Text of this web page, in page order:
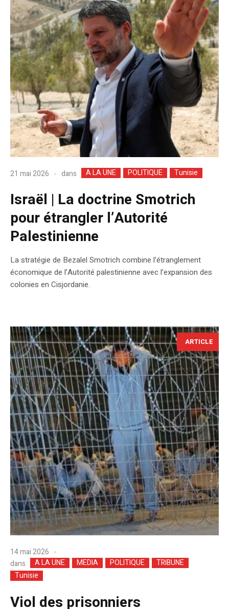
21 mai 2026 dans A LA UNE POLITIQUE Tunisie
Israël | La doctrine Smotrich
pour étrangler l’Autorité
Palestinienne
La stratégie de Bezalel Smotrich combine l’étranglement
économique de l’Autorité palestinienne avec l’expansion des
colonies en Cisjordanie.
ARTICLE
14 mai 2026
dans
A LA UNE MEDIA POLITIQUE
TRIBUNE
Tunisie
Viol des prisonniers